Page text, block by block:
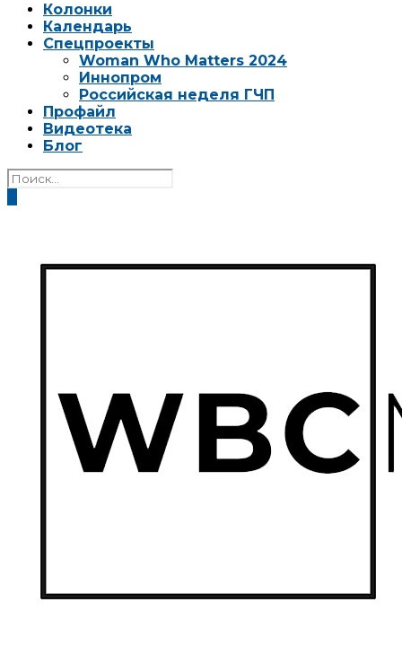
Колонки
Календарь
Спецпроекты
Woman Who Matters 2024
Иннопром
Российская неделя ГЧП
Профайл
Видеотека
Блог